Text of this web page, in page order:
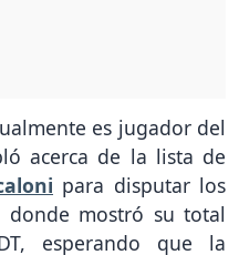
es jugador del
acerca de la lista de
para disputar los
donde mostró su total
esperando que la